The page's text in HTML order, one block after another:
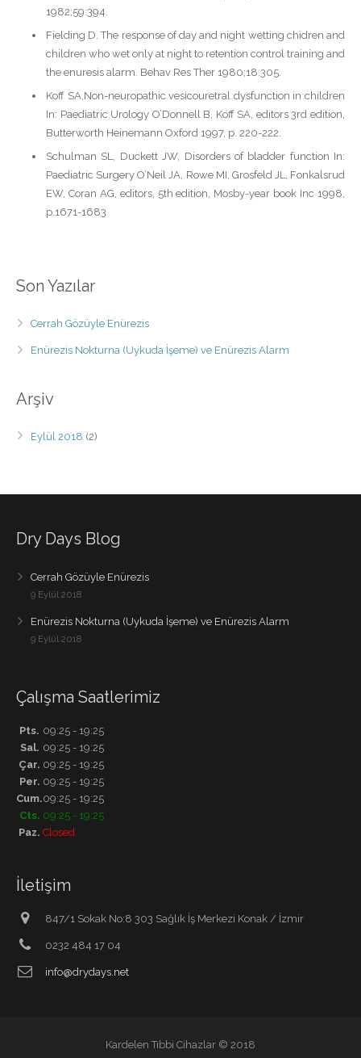
1982;59:394.
Fielding D. The response of day and night wetting chidren and
children who wet only at night to retention control training and
the enuresis alarm. Behav Res Ther 1980;18:305.
Koff SA,Non-neuropathic vesicouretral dysfunction in children
In: Paediatric Urology O’Donnell B, Koff SA, editors 3rd edition,
Butterworth Heinemann Oxford 1997, p. 220-222.
Schulman SL, Duckett JW, Disorders of bladder function In:
Paediatric Surgery O’Neil JA, Rowe MI, Grosfeld JL, Fonkalsrud
EW, Coran AG, editors, 5th edition, Mosby-year book Inc 1998,
p.1671-1683
Son Yazılar
Cerrah Gözüyle Enürezis
Enürezis Nokturna (Uykuda İşeme) ve Enürezis Alarm
Arşiv
Eylül 2018 (2)
Dry Days Blog
Cerrah Gözüyle Enürezis
9 Eylül 2018
Enürezis Nokturna (Uykuda İşeme) ve Enürezis Alarm
9 Eylül 2018
Çalışma Saatlerimiz
Pts. 09:25 - 19:25
Sal. 09:25 - 19:25
Çar. 09:25 - 19:25
Per. 09:25 - 19:25
Cum.09:25 - 19:25
Cts. 09:25 - 19:25
Paz. Closed
İletişim
847/1 Sokak No:8 303 Sağlık İş Merkezi Konak / İzmir
0232 484 17 04
info@drydays.net
Kardelen Tıbbi Cihazlar © 2018